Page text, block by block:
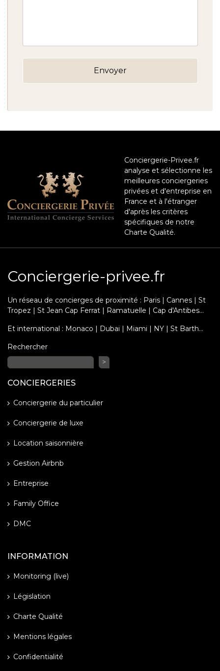
Conciergerie-Privee.fr
analyse et sélectionne les
meilleures conciergeries
privées et d'entreprise en
France et à l'étranger
d'après les critères
spécifiques de notre
Charte Qualité.
Conciergerie-privee.fr
Un réseau de concierges de proximité : Paris | Cannes | St
Tropez | St Jean Cap Ferrat | Ramatuelle | Cap d'Antibes...
Et international : Monaco | Dubai | Miami | NY | St Barth…
Rechercher
>
CONCIERGERIES
Conciergerie du particulier
Conciergerie de luxe
Location saisonnière
Gestion Airbnb
Entreprise
Family Office
DMC
INFORMATION
Monitoring (live)
Législation
Charte Qualité
Mentions légales
Confidentialité